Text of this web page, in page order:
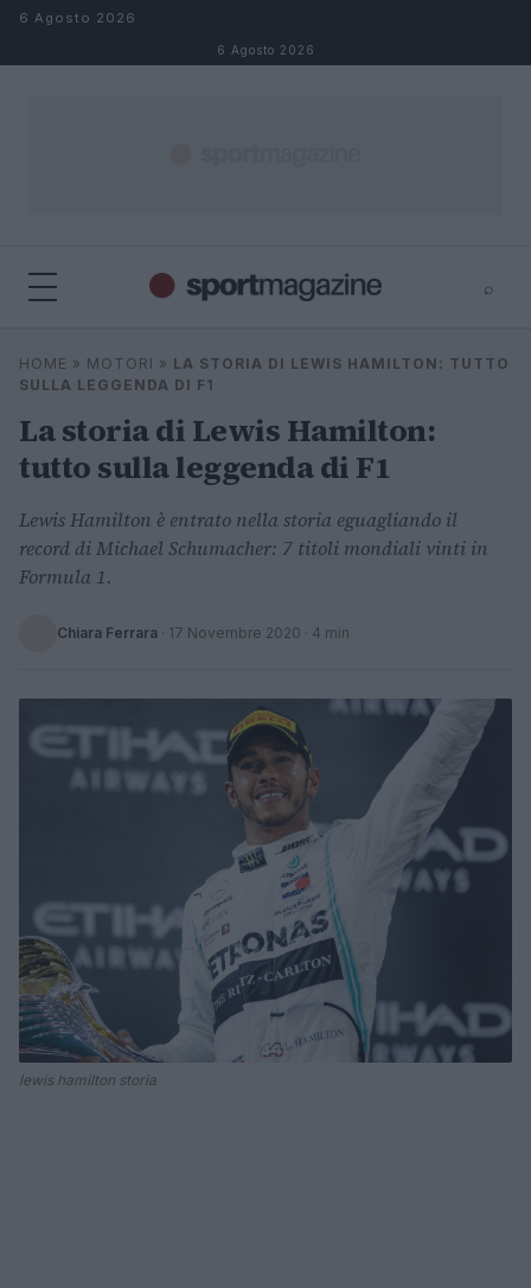
Salta al contenuto
6 Agosto 2026
6 Agosto 2026
⌕
Cerca
⌕ ×
HOME » MOTORI » LA STORIA DI LEWIS HAMILTON: TUTTO
SULLA LEGGENDA DI F1
La storia di Lewis Hamilton:
tutto sulla leggenda di F1
Lewis Hamilton è entrato nella storia eguagliando il
record di Michael Schumacher: 7 titoli mondiali vinti in
Formula 1.
Chiara Ferrara · 17 Novembre 2020 · 4 min
lewis hamilton storia